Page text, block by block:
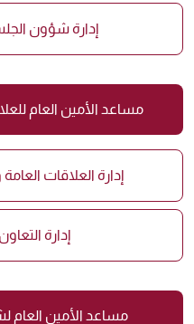
إدارة شؤون
مساعد الأمين العام
إدارة العلاقات
إدارة
مساعد الأمين العام